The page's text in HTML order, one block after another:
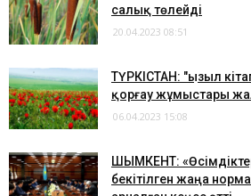
салық төлейді
20.04.2023 08:51
ТҮРКІСТАН: "Қызыл
қорғау жұмыстары
06.04.2023 15:08
ШЫМКЕНТ:
бекітілген жаңа